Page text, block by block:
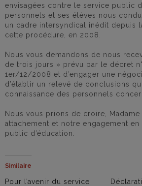
envisagées contre le service public
personnels et ses élèves nous
un cadre intersyndical inédit depuis
cette procédure, en 2008.
Nous vous demandons de nous
de trois jours » prévu par le décret
1er/12/2008 et d’engager une
d’établir un relevé de conclusions
connaissance des personnels
Nous vous prions de croire,
attachement et notre engagement
public d’éducation.
Similaire
Pour l’avenir du service